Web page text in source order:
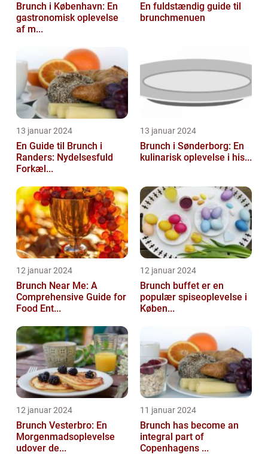
Brunch i København: En
gastronomisk oplevelse
af m...
En fuldstændig guide til
brunchmenuen
13 januar 2024
En Guide til Brunch i
Randers: Nydelsesfuld
Forkæl...
13 januar 2024
Brunch i Sønderborg: En
kulinarisk oplevelse i his...
12 januar 2024
Brunch Near Me: A
Comprehensive Guide for
Food Ent...
12 januar 2024
Brunch buffet er en
populær spiseoplevelse i
Køben...
12 januar 2024
Brunch Vesterbro: En
Morgenmadsoplevelse
udover de...
11 januar 2024
Brunch has become an
integral part of
Copenhagens ...